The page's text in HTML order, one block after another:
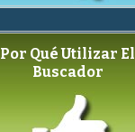
Por Qué Utilizar El
Buscador